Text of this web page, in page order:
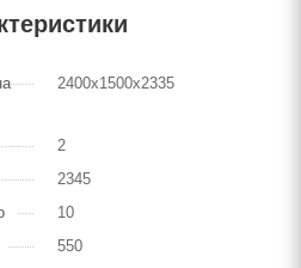
2400х1500х2335
2
2345
10
550